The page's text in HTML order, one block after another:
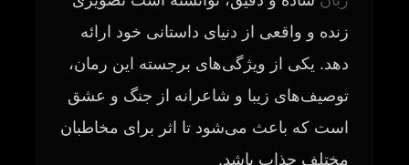
زنده و واقعی از دنیای داستانی خود ارائه
دهد. یکی از ویژگی‌های برجسته این رمان،
توصیف‌های زیبا و شاعرانه از جنگ و عشق
است که باعث می‌شود تا اثر برای مخاطبان
مختلف جذاب باشد.